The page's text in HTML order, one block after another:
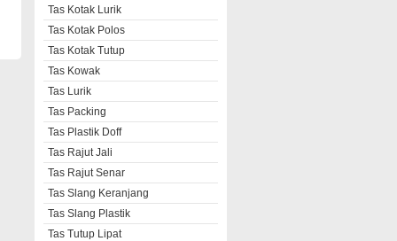
Tas Kotak Lurik
Tas Kotak Polos
Tas Kotak Tutup
Tas Kowak
Tas Lurik
Tas Packing
Tas Plastik Doff
Tas Rajut Jali
Tas Rajut Senar
Tas Slang Keranjang
Tas Slang Plastik
Tas Tutup Lipat